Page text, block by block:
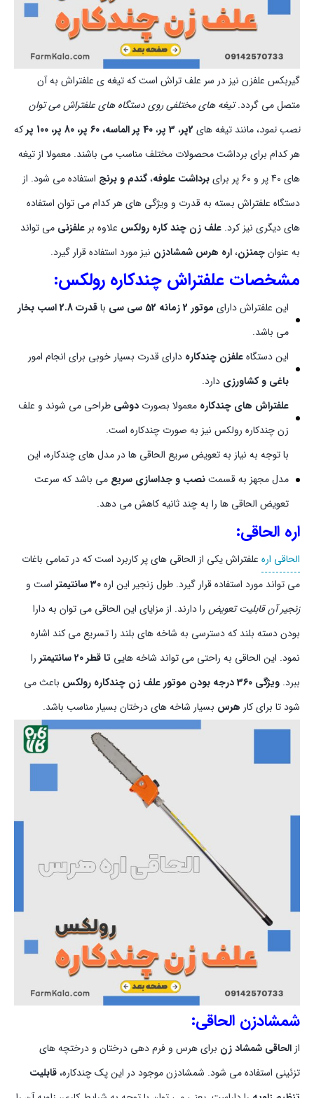
گیربکس علفزن نیز در سر علف تراش است که تیغه ی علفتراش به آن
متصل می گردد.تیغه های مختلفی روی دستگاه های علفتراش می توان
نصب نمود، مانند تیغه های 2پر ، 3 پر ،40 پر الماسه، 60 پر، 80 پر، 100 پر
که
هر کدام برای برداشت محصولات مختلف مناسب می باشند. معمولا از تیغه
های 40 پر و 60 پر برای
برداشت علوفه،گندم و برنج استفاده می شود. از
دستگاه علفتراش بسته به قدرت و ویژگی های هر کدام می توان استفاده
های دیگری نیز کرد. علف زن چند کاره رولکس علاوه بر علفزنی می تواند
به عنوانچمنزن،اره هرس شمشادزن نیز مورد استفاده قرار گیرد.
مشخصات علفتراش چندکاره رولکس:
این علفتراش دارای موتور 2 زمانه 52 سی سی باقدرت 2.8 اسب بخار
می باشد.
این دستگاهعلفزن چندکاره دارای قدرت بسیار خوبی برای انجام امور
باغی و کشاورزی دارد.
علفتراش های چندکاره معمولا بصورت دوشی طراحی می شوند و علف
زن چندکاره رولکس نیز به صورت چندکاره است.
با توجه به نیاز به تعویض سریع الحاقی ها در مدل های چندکاره، این
مدل مجهز به قسمتنصب و جداسازی سریع می باشد که سرعت
تعویض الحاقی ها را به چند ثانیه کاهش می دهد.
اره الحاقی:
الحاقی اره علفتراش یکی از الحاقی های پر کاربرد است که در تمامی باغات
می تواند مورد استفاده قرار گیرد. طول زنجیر این اره30 سانتیمتر
است و
زنجیر آن قابلیت تعویض را دارند. از مزایای این الحاقی می توان به دارا
بودن دسته بلند که دسترسی به شاخه های بلند را تسریع می کند اشاره
نمود. این الحاقی به راحتی می تواند شاخه هایی تا قطر 20 سانتیمتر
را
ببرد. ویژگی 360 درجه بودن موتور علف زن چندکاره رولکس
باعث می
شود تا برای کار هرس بسیار شاخه های درختان بسیار مناسب باشد.
شمشادزن الحاقی:
از الحاقی شمشاد زن برای هرس و فرم دهی درختان و درختچه های
تزئینی استفاده می شود. شمشادزن موجود در این پک چندکاره،قابلیت